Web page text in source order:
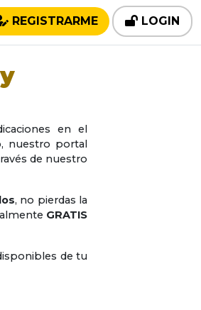
REGISTRARME LOGIN
en el
nuestro portal
de nuestro
, no pierdas la
GRATIS
de tu